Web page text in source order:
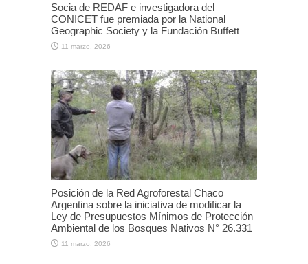
Socia de REDAF e investigadora del
CONICET fue premiada por la National
Geographic Society y la Fundación Buffett
11 marzo, 2026
Posición de la Red Agroforestal Chaco
Argentina sobre la iniciativa de modificar la
Ley de Presupuestos Mínimos de Protección
Ambiental de los Bosques Nativos N° 26.331
11 marzo, 2026